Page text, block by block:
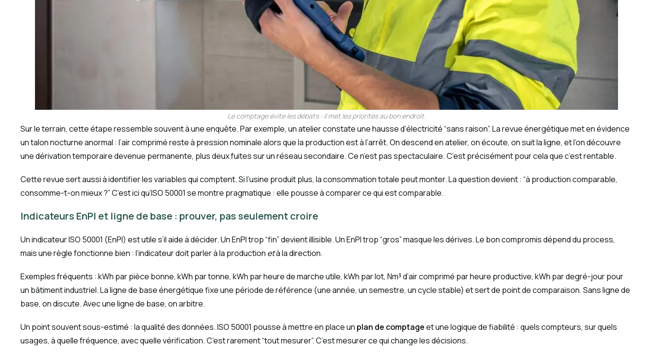
Le comptage évite les débats : il met les priorités au bon endroit.
Sur le terrain, cette étape ressemble souvent à une enquête. Par exemple, un atelier constate une hausse d’électricité “sans raison”. La revue énergétique met en évidence
un talon nocturne anormal : l’air comprimé reste à pression nominale alors que la production est à l’arrêt. On descend en atelier, on écoute, on suit la ligne, et l’on découvre
une dérivation temporaire devenue permanente, plus deux fuites sur un réseau secondaire. Ce n’est pas spectaculaire. C’est précisément pour cela que c’est rentable.
Cette revue sert aussi à identifier les variables qui comptent. Si l’usine produit plus, la consommation totale peut monter. La question devient : “à production comparable,
consomme-t-on mieux ?” C’est ici qu’ISO 50001 se montre pragmatique : elle pousse à comparer ce qui est comparable.
Indicateurs EnPI et ligne de base : prouver, pas seulement croire
Un indicateur ISO 50001 (EnPI) est utile s’il aide à décider. Un EnPI trop “fin” devient illisible. Un EnPI trop “gros” masque les dérives. Le bon compromis dépend du process,
mais une règle fonctionne bien : l’indicateur doit parler à la production età la direction.
Exemples fréquents : kWh par pièce bonne, kWh par tonne, kWh par heure de marche utile, kWh par lot, Nm³ d’air comprimé par heure productive, kWh par degré-jour pour
un bâtiment industriel. La ligne de base énergétique fixe une période de référence (une année, un semestre, un cycle stable) et sert de point de comparaison. Sans ligne de
base, on discute. Avec une ligne de base, on arbitre.
Un point souvent sous-estimé : la qualité des données. ISO 50001 pousse à mettre en place un plan de comptageet une logique de fiabilité : quels compteurs, sur quels
usages, à quelle fréquence, avec quelle vérification. C’est rarement “tout mesurer”. C’est mesurer ce qui change les décisions.